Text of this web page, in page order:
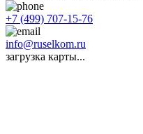
+7 (499) 707-15-76
info@ruselkom.ru
загрузка карты...